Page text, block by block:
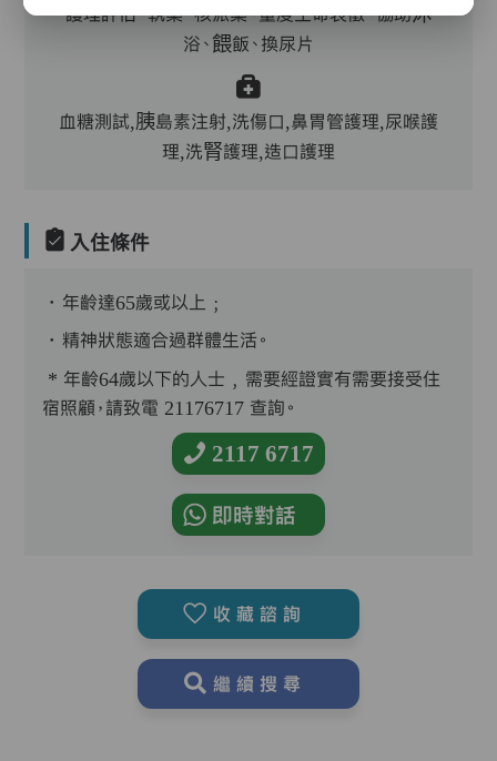
護理評估、執藥、核派藥、量度生命表徵、協助沐
浴、餵飯、換尿片
血糖測試,胰島素注射,洗傷口,鼻胃管護理,尿喉護
理,洗腎護理,造口護理
入住條件
．年齡達65歲或以上﹔
．精神狀態適合過群體生活。
* 年齡64歲以下的人士﹐需要經證實有需要接受住
宿照顧，請致電 21176717 查詢。
2117 6717
即時對話
收藏諮詢
繼續搜尋